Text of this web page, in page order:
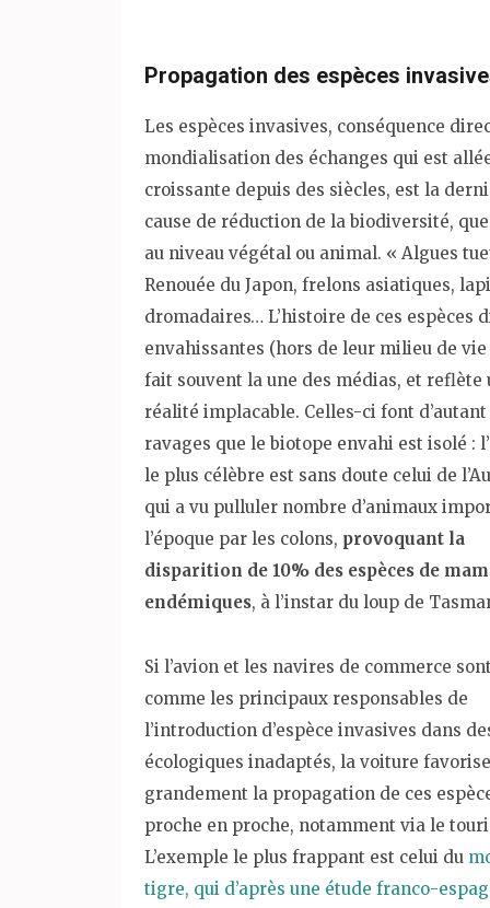
Propagation des espèces
Les espèces invasives, conséquence
mondialisation des échanges qui est
croissante depuis des siècles, est la
cause de réduction de la biodiversité,
au niveau végétal ou animal. « Algues
Renouée du Japon, frelons asiatiques,
dromadaires… L’histoire de ces espèces
envahissantes (hors de leur milieu de
fait souvent la une des médias, et reflète
réalité implacable. Celles-ci font
ravages que le biotope envahi est isolé :
le plus célèbre est sans doute celui de
qui a vu pulluler nombre d’animaux
l’époque par les colons, provoquant la
disparition de 10% des espèces de
endémiques, à l’instar du loup de
Si l’avion et les navires de commerce
comme les principaux responsables de
l’introduction d’espèce invasives dans
écologiques inadaptés, la voiture
grandement la propagation de ces
proche en proche, notamment via le
L’exemple le plus frappant est celui du
tigre, qui d’après une étude franco-